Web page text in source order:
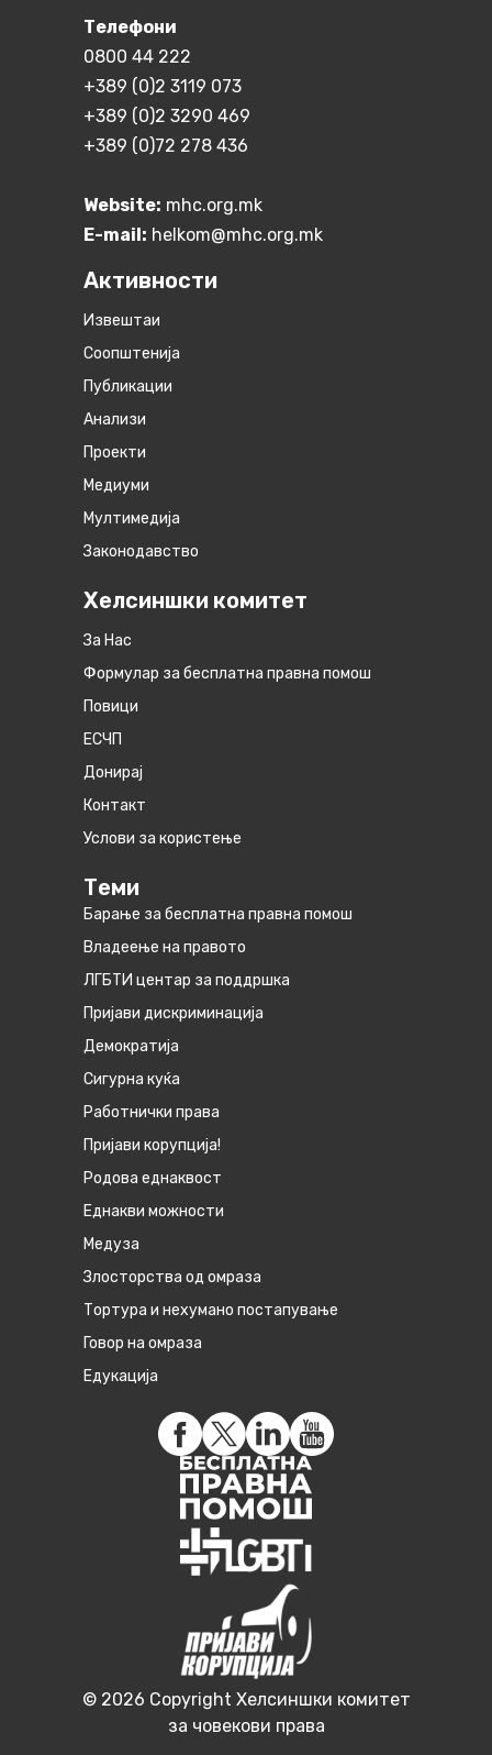
Телефони
0800 44 222
+389 (0)2 3119 073
+389 (0)2 3290 469
+389 (0)72 278 436
Website: mhc.org.mk
E-mail: helkom@mhc.org.mk
Активности
Извештаи
Соопштенија
Публикации
Анализи
Проекти
Медиуми
Мултимедија
Законодавство
Хелсиншки комитет
За Нас
Формулар за бесплатна правна помош
Повици
ЕСЧП
Донирај
Контакт
Услови за користење
Теми
Барање за бесплатна правна помош
Владеење на правото
ЛГБТИ центар за поддршка
Пријави дискриминација
Демократија
Сигурна куќа
Работнички права
Пријави корупција!
Родова еднаквост
Eднакви можности
Медуза
Злосторства од омраза
Тортура и нехумано постапување
Говор на омраза
Едукација
© 2026 Copyright Хелсиншки комитет
за човекови права